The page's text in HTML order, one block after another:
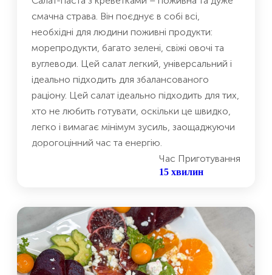
смачна страва. Він поєднує в собі всі,
необхідні для людини поживні продукти:
морепродукти, багато зелені, свіжі овочі та
вуглеводи. Цей салат легкий, універсальний і
ідеально підходить для збалансованого
раціону. Цей салат ідеально підходить для тих,
хто не любить готувати, оскільки це швидко,
легко і вимагає мінімум зусиль, заощаджуючи
дорогоцінний час та енергію.
Час Приготування
15 хвилин